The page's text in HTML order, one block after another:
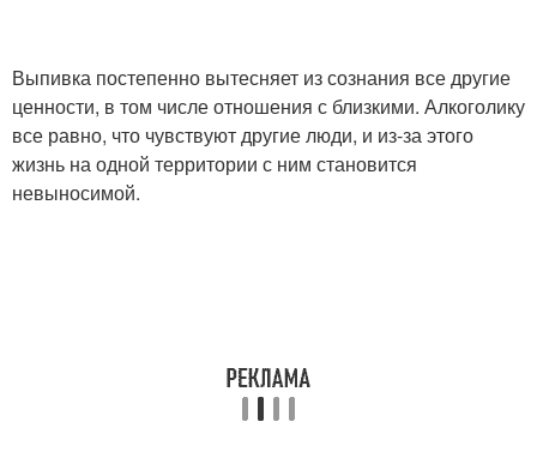
Выпивка постепенно вытесняет из сознания все другие
ценности, в том числе отношения с близкими. Алкоголику
все равно, что чувствуют другие люди, и из-за этого
жизнь на одной территории с ним становится
невыносимой.